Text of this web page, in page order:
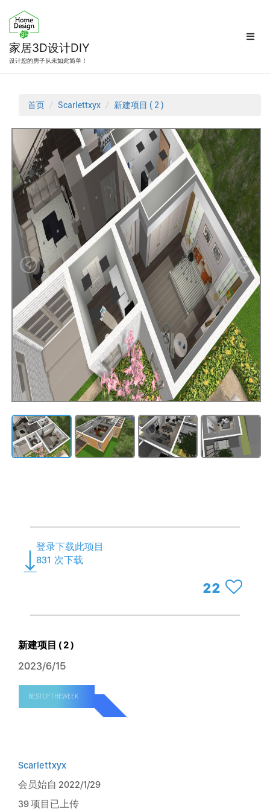
家居3D设计DIY
设计您的房子从未如此简单！
首页 Scarlettxyx 新建项目 ( 2 )
登录下载此项目
831 次下载
22
新建项目 ( 2 )
2023/6/15
BESTOFTHEWEEK
Scarlettxyx
会员始自 2022/1/29
39 项目已上传